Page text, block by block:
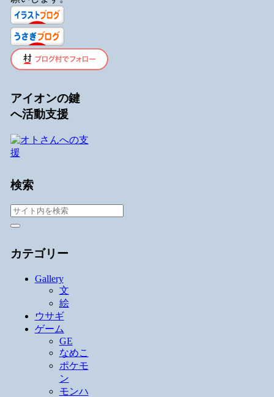
アイオンの鍵
へ活動支援
検索
カテゴリー
Gallery
文
絵
ウサギ
ゲーム
GE
なめこ
ポケモ
ン
モンハ